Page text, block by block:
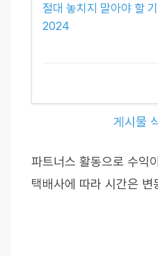
절대 놓치지 말아야 할
2024
게시물
파트너스 활동으로 수익
택배사에 따라 시간은 변